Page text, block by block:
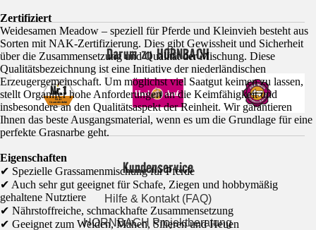
Zertifiziert
Weidesamen Meadow – speziell für Pferde und Kleinvieh besteht aus
Sorten mit NAK-Zertifizierung. Dies gibt Gewissheit und Sicherheit
über die Zusammensetzung und Qualität der Mischung. Diese
Qualitätsbezeichnung ist eine Initiative der niederländischen
Erzeugergemeinschaft. Um möglichst viel Saatgut keimen zu lassen,
stellt Organifer hohe Anforderungen an die Keimfähigkeit und
insbesondere an den Qualitätsaspekt der Reinheit. Wir garantieren
Ihnen das beste Ausgangsmaterial, wenn es um die Grundlage für eine
perfekte Grasnarbe geht.
Eigenschaften
✔ Spezielle Grassamenmischung für Pferde
✔ Auch sehr gut geeignet für Schafe, Ziegen und hobbymäßig
gehaltene Nutztiere
✔ Nährstoffreiche, schmackhafte Zusammensetzung
✔ Geeignet zum Weiden, Mähen, Silieren und Heuen
Darum zu HORNBACH
Kundenservice
Hilfe & Kontakt (FAQ)
HORNBACH Projektberatung